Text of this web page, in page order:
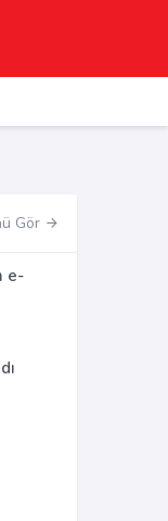
Gör
e-